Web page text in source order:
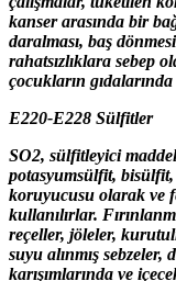
kanser arasında bir
daralması, baş
rahatsızlıklara sebep
çocukların
E220-E228 Sülfitler
SO2, sülfitleyici
potasyumsülfit,
koruyucusu olarak ve
kullanılırlar.
reçeller, jöleler,
suyu alınmış
karışımlarında ve